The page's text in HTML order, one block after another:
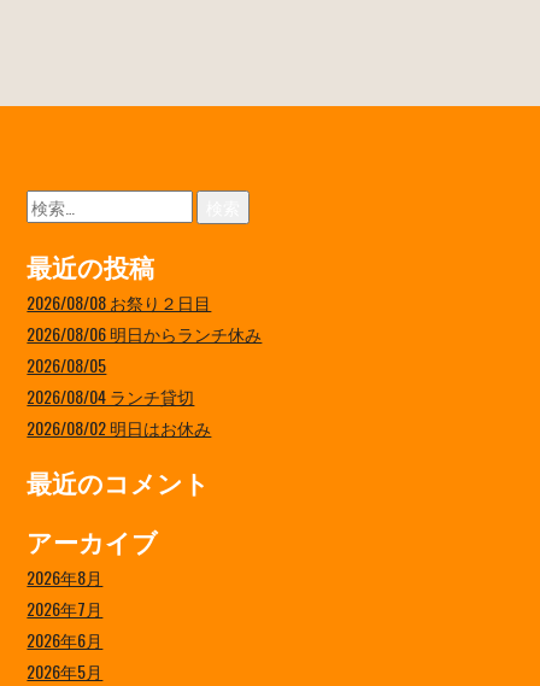
検
索:
最近の投稿
2026/08/08 お祭り２日目
2026/08/06 明日からランチ休み
2026/08/05
2026/08/04 ランチ貸切
2026/08/02 明日はお休み
最近のコメント
アーカイブ
2026年8月
2026年7月
2026年6月
2026年5月